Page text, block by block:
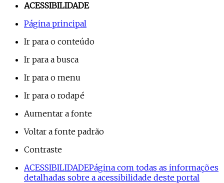
ACESSIBILIDADE
Página principal
Ir para o conteúdo
Ir para a busca
Ir para o menu
Ir para o rodapé
Aumentar a fonte
Voltar a fonte padrão
Contraste
ACESSIBILIDADEPágina com todas as informações
detalhadas sobre a acessibilidade deste portal